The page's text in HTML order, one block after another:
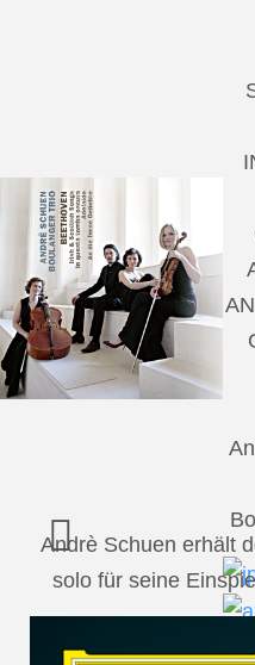
Andrè Schuen erhält
solo für seine